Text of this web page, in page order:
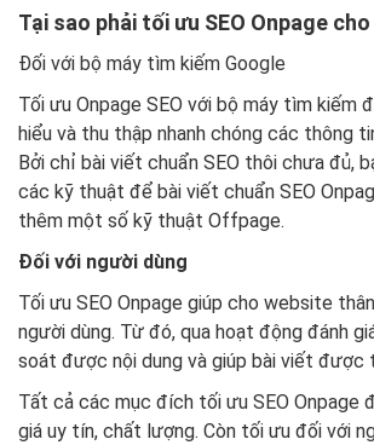
Tại sao phải tối ưu SEO Onpage
Đối với bộ máy tìm kiếm Google
Tối ưu Onpage SEO với bộ máy tìm kiếm
hiểu và thu thập nhanh chóng các thông
Bởi chỉ bài viết chuẩn SEO thôi chưa đủ,
các kỹ thuật để bài viết chuẩn SEO
thêm một số kỹ thuật Offpage.
Đối với người dùng
Tối ưu SEO Onpage giúp cho website
người dùng. Từ đó, qua hoạt động đánh
soát được nội dung và giúp bài viết được
Tất cả các mục đích tối ưu SEO Onpage
giá uy tín, chất lượng. Còn tối ưu đối với